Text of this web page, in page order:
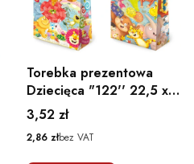
Torebka prezentowa
Dziecięca "122'' 22,5 x
31,5 x 10,8
Cena
3,52 zł
Cena
2,86 złbez VAT